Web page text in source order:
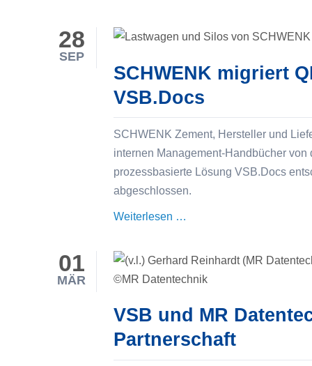
VSB
höchsten
Partnerstatus
bei
28
SEP
SCHWENK migriert
VSB.Docs
SCHWENK Zement, Hersteller und
internen Management-Handbücher
prozessbasierte Lösung VSB.Docs
abgeschlossen.
Weiterlesen …
QM-
Handbücher
XERI
VSB.Docs
01
MÄR
VSB und MR
Partnerschaft